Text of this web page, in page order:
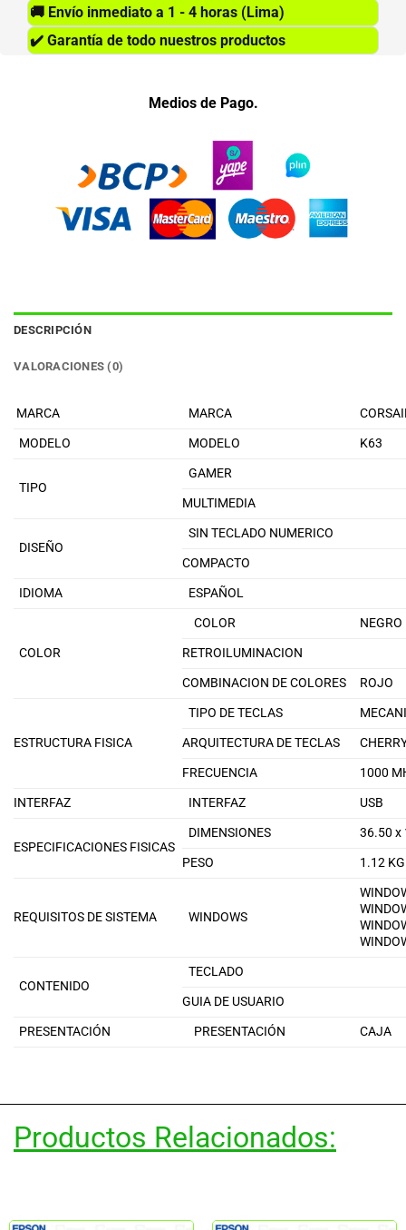
🚚 Envío inmediato a 1 - 4 horas (Lima)
✔️ Garantía de todo nuestros productos
Medios de Pago.
DESCRIPCIÓN
VALORACIONES (0)
MARCA MARCA
MODELO
MODELO K63
TIPO
GAMER
MULTIMEDIA
DISEÑO
SIN TECLADO NUMERICO
COMPACTO
IDIOMA
ESPAÑOL
COLOR
COLOR
NEGRO
RETROILUMINACION
COMBINACION DE COLORES
ROJO
ESTRUCTURA FISICA
TIPO DE TECLAS
ARQUITECTURA DE TECLAS
FRECUENCIA
1000
INTERFAZ
INTERFAZ USB
ESPECIFICACIONES FISICAS
DIMENSIONES
36.50 x
PESO
1.12 KG
REQUISITOS DE SISTEMA WINDOWS
CONTENIDO
TECLADO
GUIA DE USUARIO
PRESENTACIÓN
PRESENTACIÓN CAJA
Productos Relacionados: